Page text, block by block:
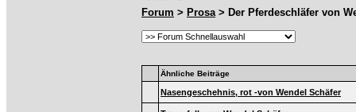
Forum > Prosa> Der Pferdeschläfer von
Ähnliche Beiträge
Nasengeschehnis, rot -von Wendel Schäfer